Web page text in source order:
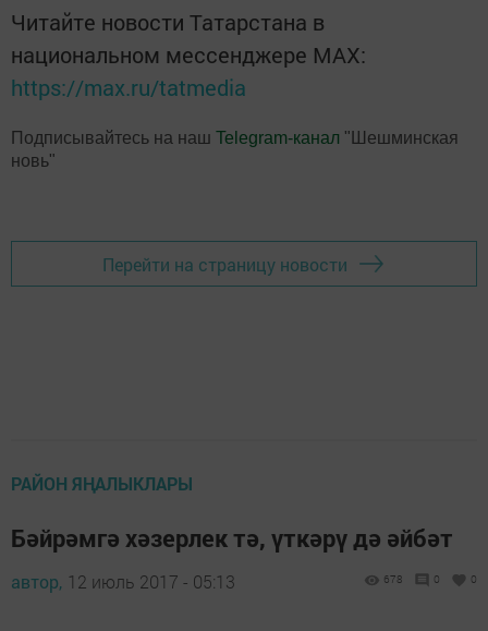
Читайте новости Татарстана в
национальном мессенджере MАХ:
https://max.ru/tatmedia
Подписывайтесь на наш Telegram-канал "Шешминская
новь"
Перейти на страницу новости
РАЙОН ЯҢАЛЫКЛАРЫ
Бәйрәмгә хәзерлек тә, үткәрү дә әйбәт
автор, 12 июль 2017 - 05:13 678 0 0